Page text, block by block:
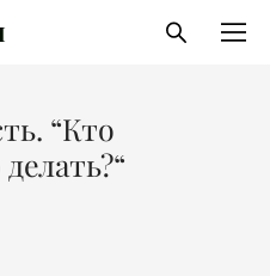
“Кто